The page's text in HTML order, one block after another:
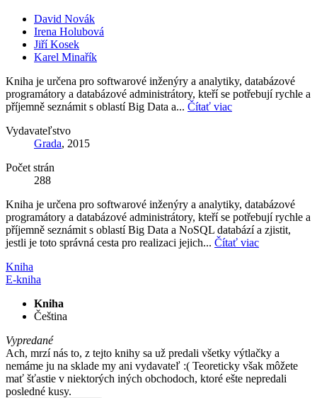
David Novák
Irena Holubová
Jiří Kosek
Karel Minařík
Kniha je určena pro softwarové inženýry a analytiky, databázové
programátory a databázové administrátory, kteří se potřebují rychle a
příjemně seznámit s oblastí Big Data a... Čítať viac
Vydavateľstvo
Grada, 2015
Počet strán
288
Kniha je určena pro softwarové inženýry a analytiky, databázové
programátory a databázové administrátory, kteří se potřebují rychle a
příjemně seznámit s oblastí Big Data a NoSQL databází a zjistit,
jestli je toto správná cesta pro realizaci jejich... Čítať viac
Kniha
E-kniha
Kniha
Čeština
Vypredané
Ach, mrzí nás to, z tejto knihy sa už predali všetky výtlačky a
nemáme ju na sklade my ani vydavateľ :( Teoreticky však môžete
mať šťastie v niektorých iných obchodoch, ktoré ešte nepredali
posledné kusy.